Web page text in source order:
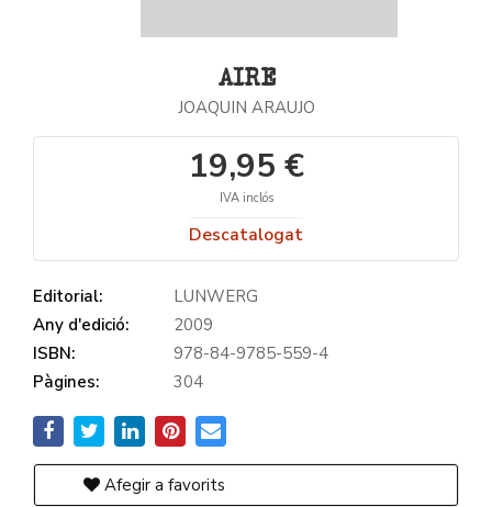
AIRE
JOAQUIN ARAUJO
19,95 €
IVA inclós
Descatalogat
Editorial:
LUNWERG
Any d'edició:
2009
ISBN:
978-84-9785-559-4
Pàgines:
304
Afegir a favorits